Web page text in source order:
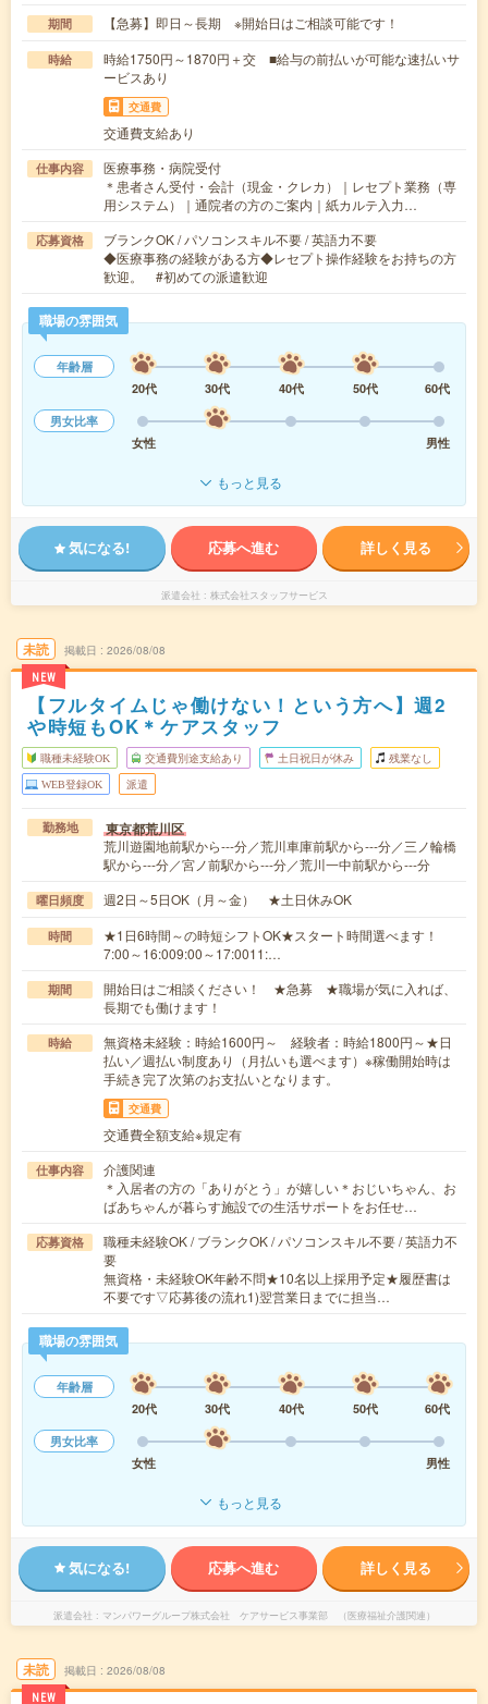
期間 【急募】即日～長期 ※開始日はご相談可能です！
時給
時給1750円～1870円＋交 ■給与の前払いが可能な速払いサ
ービスあり
交通費
交通費支給あり
仕事内容
医療事務・病院受付
＊患者さん受付・会計（現金・クレカ）｜レセプト業務（専
用システム）｜通院者の方のご案内｜紙カルテ入力…
応募資格
ブランクOK / パソコンスキル不要 / 英語力不要
◆医療事務の経験がある方◆レセプト操作経験をお持ちの方
歓迎。 #初めての派遣歓迎
職場の雰囲気
年齢層
20代
30代 40代 50代
60代
男女比率
女性
男性
もっと見る
気になる! 応募へ進む 詳しく見る
派遣会社 株式会社スタッフサービス
未読
NEW
掲載日 2026/08/08
【フルタイムじゃ働けない！という方へ】週2
や時短もOK＊ケアスタッフ
職種未経験OK 交通費別途支給あり 土日祝日が休み 残業なし
WEB登録OK 派遣
勤務地 東京都荒川区
荒川遊園地前駅から---分／荒川車庫前駅から---分／三ノ輪橋
駅から---分／宮ノ前駅から---分／荒川一中前駅から---分
曜日頻度 週2日～5日OK（月～金） ★土日休みOK
時間
★1日6時間～の時短シフトOK★スタート時間選べます！
7:00～16:009:00～17:0011:…
期間
開始日はご相談ください！ ★急募 ★職場が気に入れば、
長期でも働けます！
時給
無資格未経験：時給1600円～ 経験者：時給1800円～★日
払い／週払い制度あり（月払いも選べます）※稼働開始時は
手続き完了次第のお支払いとなります。
交通費
交通費全額支給※規定有
仕事内容
介護関連
＊入居者の方の「ありがとう」が嬉しい＊おじいちゃん、お
ばあちゃんが暮らす施設での生活サポートをお任せ…
応募資格
職種未経験OK / ブランクOK / パソコンスキル不要 / 英語力不
要
無資格・未経験OK年齢不問★10名以上採用予定★履歴書は
不要です▽応募後の流れ1)翌営業日までに担当…
職場の雰囲気
年齢層
20代
30代 40代 50代
60代
男女比率
女性
男性
もっと見る
気になる! 応募へ進む 詳しく見る
派遣会社 マンパワーグループ株式会社 ケアサービス事業部 （医療福祉介護関連）
未読
NEW
掲載日 2026/08/08